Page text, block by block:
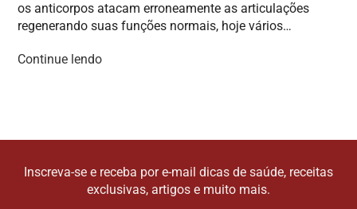
os anticorpos atacam erroneamente as articulações
regenerando suas funções normais, hoje vários…
Continue lendo
Inscreva-se e receba por e-mail dicas de saúde, receitas
exclusivas, artigos e muito mais.